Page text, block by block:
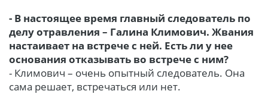
- В настоящее время главный следователь по
делу отравления – Галина Климович. Жвания
настаивает на встрече с ней. Есть ли у нее
основания отказывать во встрече с ним?
- Климович – очень опытный следователь. Она
сама решает, встречаться или нет.